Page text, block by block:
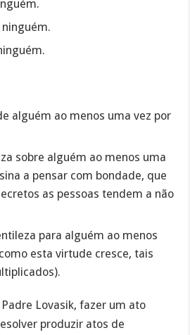
alguém ao menos uma vez por
sobre alguém ao menos uma
a pensar com bondade, que
as pessoas tendem a não
para alguém ao menos
esta virtude cresce, tais
Lovasik, fazer um ato
produzir atos de